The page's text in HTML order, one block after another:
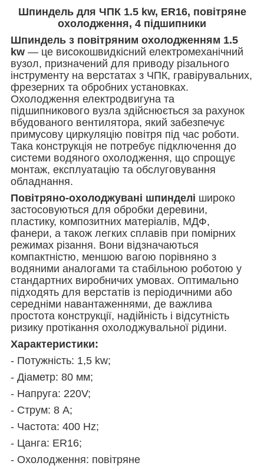
Шпиндель для ЧПК 1.5 kw, ER16, повітряне
охолодження, 4 підшипники
Шпиндель з повітряним охолодженням 1.5
kw — це високошвидкісний електромеханічний
вузол, призначений для приводу різального
інструменту на верстатах з ЧПК, гравірувальних,
фрезерних та обробних установках.
Охолодження електродвигуна та
підшипникового вузла здійснюється за рахунок
вбудованого вентилятора, який забезпечує
примусову циркуляцію повітря під час роботи.
Така конструкція не потребує підключення до
системи водяного охолодження, що спрощує
монтаж, експлуатацію та обслуговування
обладнання.
Повітряно-охолоджувані шпинделі широко
застосовуються для обробки деревини,
пластику, композитних матеріалів, МДФ,
фанери, а також легких сплавів при помірних
режимах різання. Вони відзначаються
компактністю, меншою вагою порівняно з
водяними аналогами та стабільною роботою у
стандартних виробничих умовах. Оптимально
підходять для верстатів із періодичними або
середніми навантаженнями, де важлива
простота конструкції, надійність і відсутність
ризику протікання охолоджувальної рідини.
Характеристики:
- Потужність: 1,5 kw;
- Діаметр: 80 мм;
- Напруга: 220V;
- Струм: 8 А;
- Частота: 400 Hz;
- Цанга: ER16;
- Охолодження: повітряне